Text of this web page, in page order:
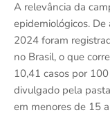
A relevância da
epidemiológicos. De
2024 foram
no Brasil, o que
10,41 casos por
divulgado pela
em menores de 15